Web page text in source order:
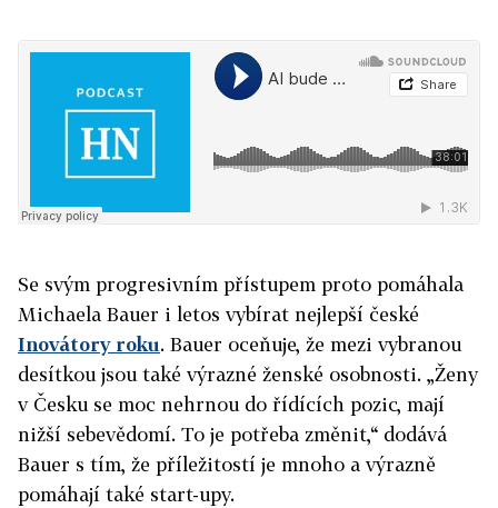
Se svým progresivním přístupem proto pomáhala
Michaela Bauer i letos vybírat nejlepší české
Inovátory roku. Bauer oceňuje, že mezi vybranou
desítkou jsou také výrazné ženské osobnosti. „Ženy
v Česku se moc nehrnou do řídících pozic, mají
nižší sebevědomí. To je potřeba změnit,“ dodává
Bauer s tím, že příležitostí je mnoho a výrazně
pomáhají také start-upy.